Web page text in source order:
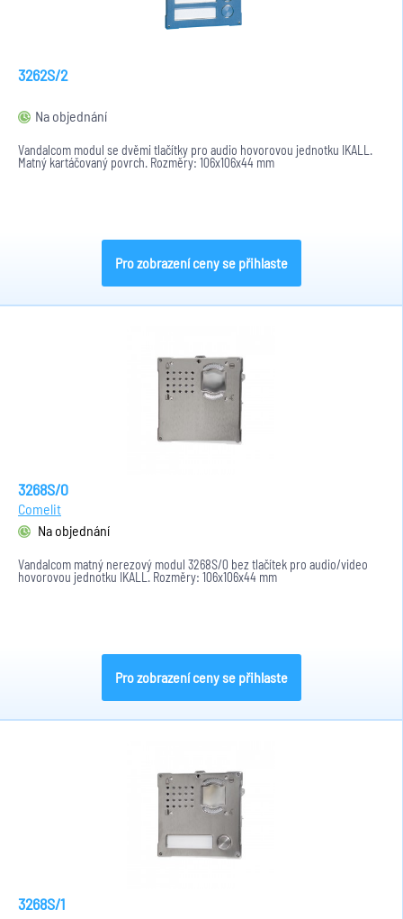
3262S/2
Na objednání
Vandalcom modul se dvěmi tlačítky pro audio hovorovou jednotku IKALL.
Matný kartáčovaný povrch. Rozměry: 106x106x44 mm
Pro zobrazení ceny se přihlaste
3268S/0
Comelit
Na objednání
Vandalcom matný nerezový modul 3268S/0 bez tlačítek pro audio/video
hovorovou jednotku IKALL. Rozměry: 106x106x44 mm
Pro zobrazení ceny se přihlaste
3268S/1